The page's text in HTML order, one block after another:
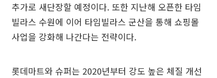
추가로 새단장할 예정이다. 또한 지난해 오픈한 타임
빌라스 수원에 이어 타임빌라스 군산을 통해 쇼핑몰
사업을 강화해 나간다는 전략이다.
롯데마트와 슈퍼는 2020년부터 강도 높은 체질 개선